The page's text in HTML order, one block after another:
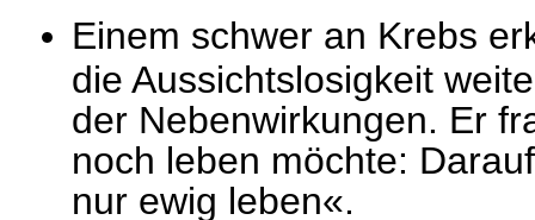
Einem schwer an Krebs
die Aussichtslosigkeit
der Nebenwirkungen. Er
noch leben möchte:
nur ewig leben«.